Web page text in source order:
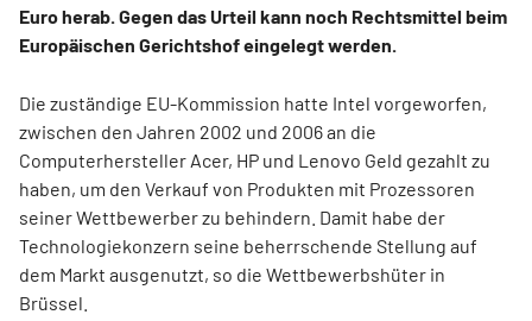
Euro herab. Gegen das Urteil kann noch Rechtsmittel beim
Europäischen Gerichtshof eingelegt werden.
Die zuständige EU-Kommission hatte Intel vorgeworfen,
zwischen den Jahren 2002 und 2006 an die
Computerhersteller Acer, HP und Lenovo Geld gezahlt zu
haben, um den Verkauf von Produkten mit Prozessoren
seiner Wettbewerber zu behindern. Damit habe der
Technologiekonzern seine beherrschende Stellung auf
dem Markt ausgenutzt, so die Wettbewerbshüter in
Brüssel.